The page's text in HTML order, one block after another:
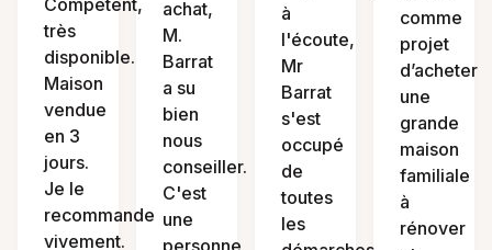
Compétent,
très
disponible.
Maison
vendue
en 3
jours.
Je le
recommande
vivement.
achat,
M.
Barrat
a su
bien
nous
conseiller.
C'est
une
personne
à
l'écoute,
Mr
Barrat
s'est
occupé
de
toutes
les
comme
projet
d’acheter
une
grande
maison
familiale
à
rénover